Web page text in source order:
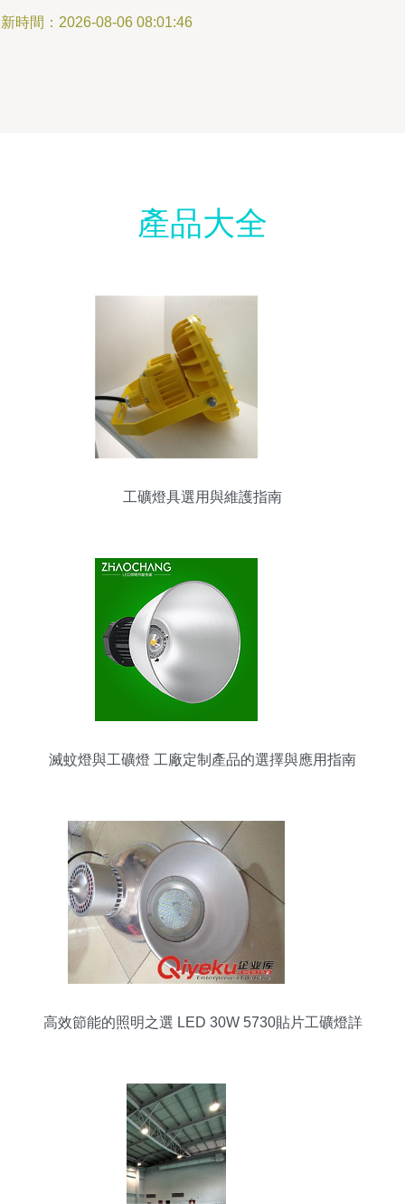
時間：2026-08-06 08:01:46
產品大全
工礦燈具選用與維護指南
滅蚊燈與工礦燈 工廠定制產品的選擇與應用指南
高效節能的照明之選 LED 30W 5730貼片工礦燈詳